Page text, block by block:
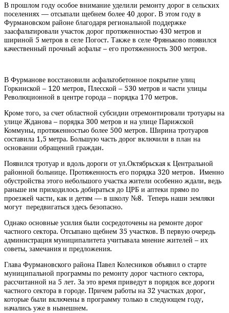
В прошлом году особое внимание уделили ремонту дорог в сельских
поселениях — отсыпали щебнем более 40 дорог. В этом году в
Фурмановском районе благодаря региональной поддержке
заасфальтировали участок дорог протяженностью 430 метров и
шириной 5 метров в селе Погост. Также в селе Фряньково появился
качественный прочный асфальт – его протяженность 300 метров.
В Фурманове восстановили асфальтобетонное покрытие улиц
Горкинской – 120 метров, Плесской – 530 метров и части улицы
Революционной в центре города – порядка 170 метров.
Кроме того, за счет областной субсидии отремонтировали тротуары на
улице Жданова – порядка 300 метров и на улице Парижской
Коммуны, протяженностью более 500 метров. Ширина тротуаров
составила 1,5 метра. Большую часть дорог включили в план на
основании обращений граждан.
Появился тротуар и вдоль дороги от ул.Октябрьская к Центральной
районной больнице. Протяженность его порядка 320 метров. Именно
обустройства этого небольшого участка жители особенно ждали, ведь
раньше им приходилось добираться до ЦРБ и аптеки прямо по
проезжей части, как и детям — в школу №8. Теперь наши земляки
могут передвигаться здесь безопасно.
Однако основные усилия были сосредоточены на ремонте дорог
частного сектора. Отсыпано щебнем 35 участков. В первую очередь
администрация муниципалитета учитывала мнение жителей – их
советы, замечания и предложения.
Глава Фурмановского района Павел Колесников объявил о старте
муниципальной программы по ремонту дорог частного сектора,
рассчитанной на 5 лет. За это время приведут в порядок все дороги
частного сектора в городе. Причем работы на 32 участках дорог,
которые были включены в программу только в следующем году,
начались уже в нынешнем.